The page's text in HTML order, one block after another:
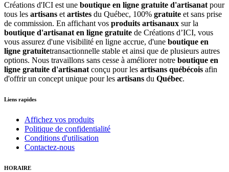
Créations d'ICI est une boutique en ligne gratuite d'artisanat pour
tous les artisans et artistes du Québec, 100% gratuite et sans prise
de commission. En affichant vos produits artisanaux sur la
boutique d'artisanat en ligne gratuite de Créations d’ICI, vous
vous assurez d'une visibilité en ligne accrue, d'une boutique en
ligne gratuitetransactionnelle stable et ainsi que de plusieurs autres
options. Nous travaillons sans cesse à améliorer notre boutique en
ligne gratuite d'artisanat conçu pour les artisans québécois afin
d'offrir un concept unique pour les artisans du Québec.
Liens rapides
Affichez vos produits
Politique de confidentialité
Conditions d'utilisation
Contactez-nous
HORAIRE